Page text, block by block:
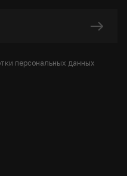
персональных данных